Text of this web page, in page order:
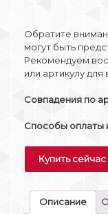
Обратите
могут быть
Рекомендуем
или артикулу
Совпадения по
Способы оплаты
Купить сейчас
Описание